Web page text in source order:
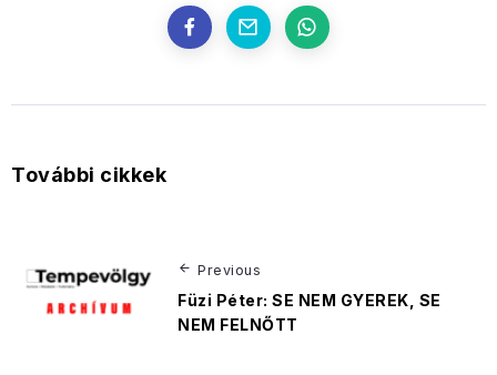
További cikkek
Previous
Füzi Péter: SE NEM GYEREK, SE
NEM FELNŐTT